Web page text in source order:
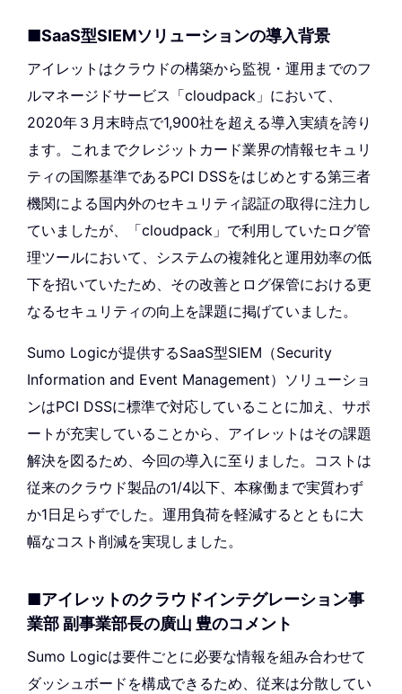
■SaaS型SIEMソリューションの導入背景
アイレットはクラウドの構築から監視・運用までのフ
ルマネージドサービス「cloudpack」において、
2020年３月末時点で1,900社を超える導入実績を誇り
ます。これまでクレジットカード業界の情報セキュリ
ティの国際基準であるPCI DSSをはじめとする第三者
機関による国内外のセキュリティ認証の取得に注力し
ていましたが、「cloudpack」で利用していたログ管
理ツールにおいて、システムの複雑化と運用効率の低
下を招いていたため、その改善とログ保管における更
なるセキュリティの向上を課題に掲げていました。
Sumo Logicが提供するSaaS型SIEM（Security
Information and Event Management）ソリューショ
ンはPCI DSSに標準で対応していることに加え、サポ
ートが充実していることから、アイレットはその課題
解決を図るため、今回の導入に至りました。コストは
従来のクラウド製品の1/4以下、本稼働まで実質わず
か1日足らずでした。運用負荷を軽減するとともに大
幅なコスト削減を実現しました。
■アイレットのクラウドインテグレーション事
業部 副事業部長の廣山 豊のコメント
Sumo Logicは要件ごとに必要な情報を組み合わせて
ダッシュボードを構成できるため、従来は分散してい